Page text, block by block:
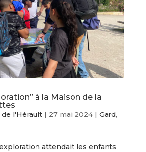
à la Maison de la
l'Hérault| 27 mai 2024| Gard,
attendait les enfants